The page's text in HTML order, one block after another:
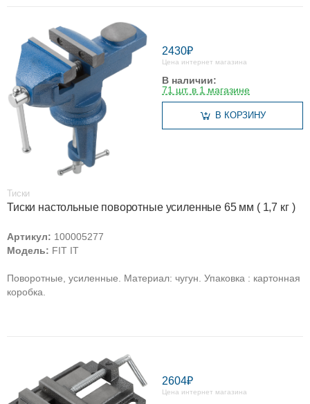
2430₽
Цена интернет магазина
В наличии:
71 шт. в 1 магазине
В КОРЗИНУ
Тиски
Тиски настольные поворотные усиленные 65 мм ( 1,7 кг )
Артикул: 100005277
Модель: FIT IT
Поворотные, усиленные. Материал: чугун. Упаковка : картонная
коробка.
2604₽
Цена интернет магазина